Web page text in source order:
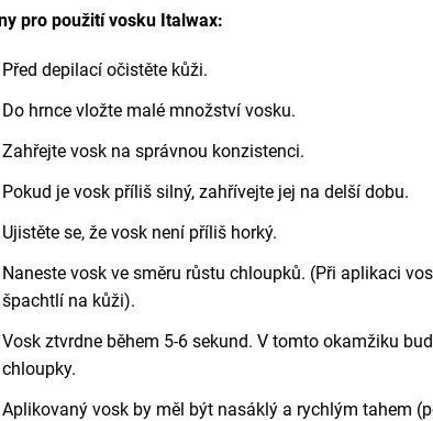
pro použitívosku Italwax:
Před depilací očistěte kůži.
Do hrnce vložte malé množství vosku.
Zahřejte vosk na správnou konzistenci.
Pokud je vosk příliš silný, zahřívejte jej na delší dobu.
Ujistěte se, že vosk není příliš horký.
Naneste vosk ve směru růstu chloupků. (Při aplikaci
špachtlí na kůži).
Vosk ztvrdne během 5-6 sekund. V tomto okamžiku
chloupky.
Aplikovaný vosk by měl být nasáklý a rychlým tahem